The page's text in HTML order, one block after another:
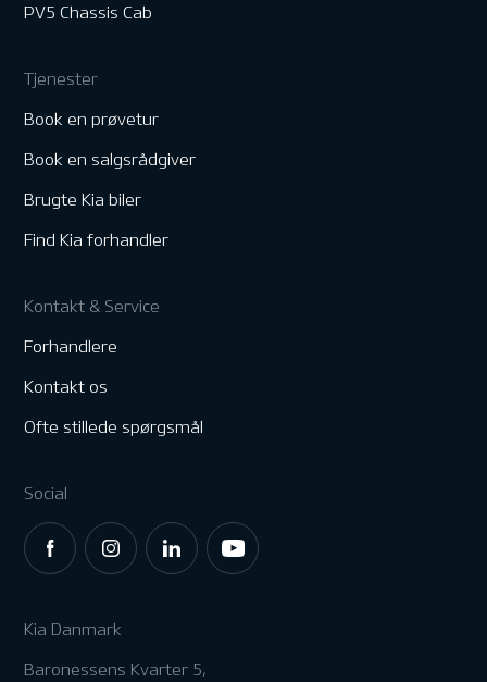
PV5 Chassis Cab
Tjenester
Book en prøvetur
Book en salgsrådgiver
Brugte Kia biler
Find Kia forhandler
Kontakt & Service
Forhandlere
Kontakt os
Ofte stillede spørgsmål
Social
Kia Danmark
Baronessens Kvarter 5,